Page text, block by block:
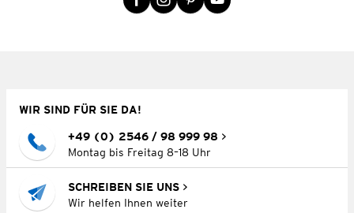
WIR SIND FÜR SIE DA!
+49 (0) 2546 / 98 999 98
Montag bis Freitag 8–18 Uhr
SCHREIBEN SIE UNS
Wir helfen Ihnen weiter